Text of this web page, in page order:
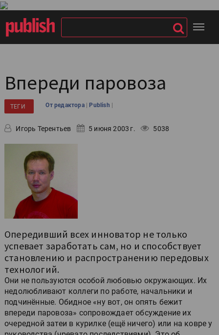
Впереди паровоза
ТЕГИ От редактора |Publish |
Игорь Терентьев 5 июня 2003 г. 5038
Опередивший всех инноватор не только
успевает заработать сам, но и способствует
становлению и распространению передовых
технологий.
Они не пользуются особой любовью окружающих. Их
недолюбливают коллеги по работе, начальники и
подчинённые. Обидное «ну вот, он опять бежит
впереди паровоза» сопровождает обсуждение их
очередной затеи в курилке (ещё ничего) или на ковре у